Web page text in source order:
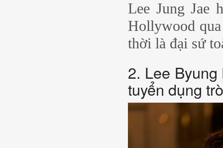
Lee Jung Jae
Hollywood
thời là đại sứ
2. Lee
tuyển dụng